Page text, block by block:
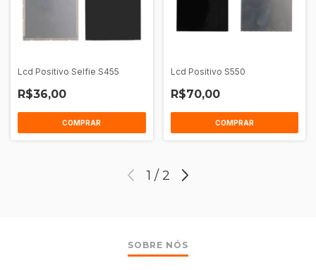
Lcd Positivo Selfie S455
R$36,00
Lcd Positivo S550
R$70,00
1 / 2
SOBRE NÓS